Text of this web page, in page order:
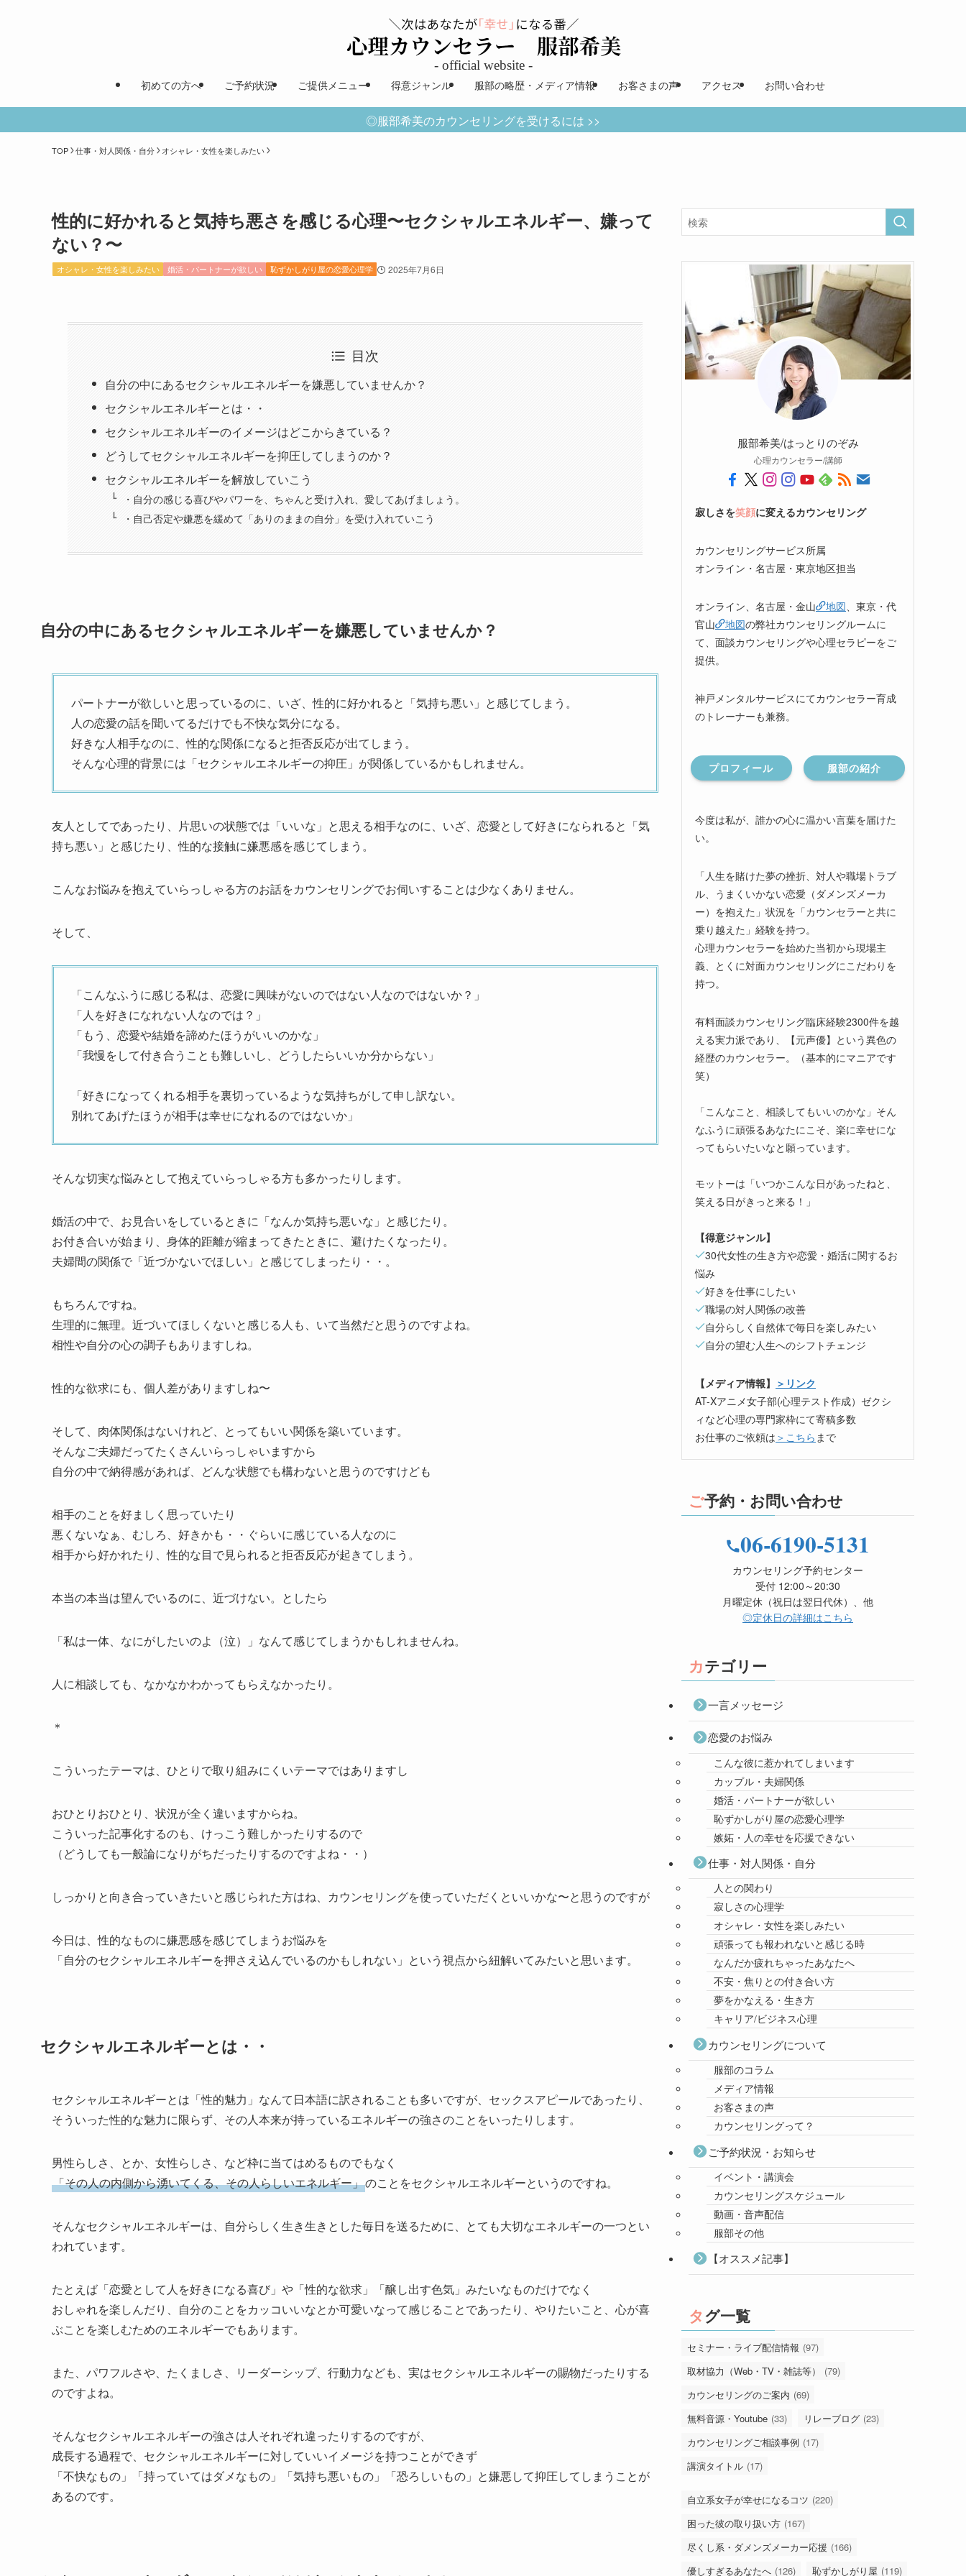
初めての方へ ご予約状況 ご提供メニュー 得意ジャンル 服部の略歴・メディア情報 お客さまの声 アクセス お問い合わせ
◎服部希美のカウンセリングを受けるには >>
TOP 仕事・対人関係・自分 オシャレ・女性を楽しみたい
性的に好かれると気持ち悪さを感じる心理〜セクシャルエネルギー、嫌って
ない？〜
オシャレ・女性を楽しみたい 婚活・パートナーが欲しい 恥ずかしがり屋の恋愛心理学 2025年7月6日
目次
自分の中にあるセクシャルエネルギーを嫌悪していませんか？
セクシャルエネルギーとは・・
セクシャルエネルギーのイメージはどこからきている？
どうしてセクシャルエネルギーを抑圧してしまうのか？
セクシャルエネルギーを解放していこう
・自分の感じる喜びやパワーを、ちゃんと受け入れ、愛してあげましょう。
・自己否定や嫌悪を緩めて「ありのままの自分」を受け入れていこう
自分の中にあるセクシャルエネルギーを嫌悪していませんか？
パートナーが欲しいと思っているのに、いざ、性的に好かれると「気持ち悪い」と感じてしまう。
人の恋愛の話を聞いてるだけでも不快な気分になる。
好きな人相手なのに、性的な関係になると拒否反応が出てしまう。
そんな心理的背景には「セクシャルエネルギーの抑圧」が関係しているかもしれません。
友人としてであったり、片思いの状態では「いいな」と思える相手なのに、いざ、恋愛として好きになられると「気
持ち悪い」と感じたり、性的な接触に嫌悪感を感じてしまう。
こんなお悩みを抱えていらっしゃる方のお話をカウンセリングでお伺いすることは少なくありません。
そして、
「こんなふうに感じる私は、恋愛に興味がないのではない人なのではないか？」
「人を好きになれない人なのでは？」
「もう、恋愛や結婚を諦めたほうがいいのかな」
「我慢をして付き合うことも難しいし、どうしたらいいか分からない」
「好きになってくれる相手を裏切っているような気持ちがして申し訳ない。
別れてあげたほうが相手は幸せになれるのではないか」
そんな切実な悩みとして抱えていらっしゃる方も多かったりします。
婚活の中で、お見合いをしているときに「なんか気持ち悪いな」と感じたり。
お付き合いが始まり、身体的距離が縮まってきたときに、避けたくなったり。
夫婦間の関係で「近づかないでほしい」と感じてしまったり・・。
もちろんですね。
生理的に無理。近づいてほしくないと感じる人も、いて当然だと思うのですよね。
相性や自分の心の調子もありますしね。
性的な欲求にも、個人差がありますしね〜
そして、肉体関係はないけれど、とってもいい関係を築いています。
そんなご夫婦だってたくさんいらっしゃいますから
自分の中で納得感があれば、どんな状態でも構わないと思うのですけども
相手のことを好ましく思っていたり
悪くないなぁ、むしろ、好きかも・・ぐらいに感じている人なのに
相手から好かれたり、性的な目で見られると拒否反応が起きてしまう。
本当の本当は望んでいるのに、近づけない。としたら
「私は一体、なにがしたいのよ（泣）」なんて感じてしまうかもしれませんね。
人に相談しても、なかなかわかってもらえなかったり。
＊
こういったテーマは、ひとりで取り組みにくいテーマではありますし
おひとりおひとり、状況が全く違いますからね。
こういった記事化するのも、けっこう難しかったりするので
（どうしても一般論になりがちだったりするのですよね・・）
しっかりと向き合っていきたいと感じられた方はね、カウンセリングを使っていただくといいかな〜と思うのですが
今日は、性的なものに嫌悪感を感じてしまうお悩みを
「自分のセクシャルエネルギーを押さえ込んでいるのかもしれない」という視点から紐解いてみたいと思います。
セクシャルエネルギーとは・・
セクシャルエネルギーとは「性的魅力」なんて日本語に訳されることも多いですが、セックスアピールであったり、
そういった性的な魅力に限らず、その人本来が持っているエネルギーの強さのことをいったりします。
男性らしさ、とか、女性らしさ、など枠に当てはめるものでもなく
「その人の内側から湧いてくる、その人らしいエネルギー」のことをセクシャルエネルギーというのですね。
そんなセクシャルエネルギーは、自分らしく生き生きとした毎日を送るために、とても大切なエネルギーの一つとい
われています。
たとえば「恋愛として人を好きになる喜び」や「性的な欲求」「醸し出す色気」みたいなものだけでなく
おしゃれを楽しんだり、自分のことをカッコいいなとか可愛いなって感じることであったり、やりたいこと、心が喜
ぶことを楽しむためのエネルギーでもあります。
また、パワフルさや、たくましさ、リーダーシップ、行動力なども、実はセクシャルエネルギーの賜物だったりする
のですよね。
そんなセクシャルエネルギーの強さは人それぞれ違ったりするのですが、
成長する過程で、セクシャルエネルギーに対していいイメージを持つことができず
「不快なもの」「持っていてはダメなもの」「気持ち悪いもの」「恐ろしいもの」と嫌悪して抑圧してしまうことが
あるのです。
服部希美/はっとりのぞみ
心理カウンセラー/講師
寂しさを笑顔に変えるカウンセリング
カウンセリングサービス所属
オンライン・名古屋・東京地区担当
オンライン、名古屋・金山 地図、東京・代
官山
地図の弊社カウンセリングルームに
て、面談カウンセリングや心理セラピーをご
提供。
神戸メンタルサービスにてカウンセラー育成
のトレーナーも兼務。
プロフィール 服部の紹介
今度は私が、誰かの心に温かい言葉を届けた
い。
「人生を賭けた夢の挫折、対人や職場トラブ
ル、うまくいかない恋愛（ダメンズメーカ
ー）を抱えた」状況を「カウンセラーと共に
乗り越えた」経験を持つ。
心理カウンセラーを始めた当初から現場主
義、とくに対面カウンセリングにこだわりを
持つ。
有料面談カウンセリング臨床経験2300件を越
える実力派であり、【元声優】という異色の
経歴のカウンセラー。（基本的にマニアです
笑）
「こんなこと、相談してもいいのかな」そん
なふうに頑張るあなたにこそ、楽に幸せにな
ってもらいたいなと願っています。
モットーは「いつかこんな日があったねと、
笑える日がきっと来る！」
【得意ジャンル】
30代女性の生き方や恋愛・婚活に関するお
悩み
好きを仕事にしたい
職場の対人関係の改善
自分らしく自然体で毎日を楽しみたい
自分の望む人生へのシフトチェンジ
【メディア情報】 ＞リンク
AT-Xアニメ女子部(心理テスト作成）ゼクシ
ィなど心理の専門家枠にて寄稿多数
お仕事のご依頼は ＞こちら まで
ご予約・お問い合わせ
06-6190-5131
カウンセリング予約センター
受付 12:00～20:30
月曜定休（祝日は翌日代休）、他
◎定休日の詳細はこちら
カテゴリー
一言メッセージ
恋愛のお悩み
こんな彼に惹かれてしまいます
カップル・夫婦関係
婚活・パートナーが欲しい
恥ずかしがり屋の恋愛心理学
嫉妬・人の幸せを応援できない
仕事・対人関係・自分
人との関わり
寂しさの心理学
オシャレ・女性を楽しみたい
頑張っても報われないと感じる時
なんだか疲れちゃったあなたへ
不安・焦りとの付き合い方
夢をかなえる・生き方
キャリア/ビジネス心理
カウンセリングについて
服部のコラム
メディア情報
お客さまの声
カウンセリングって？
ご予約状況・お知らせ
イベント・講演会
カウンセリングスケジュール
動画・音声配信
服部その他
【オススメ記事】
タグ一覧
セミナー・ライブ配信情報 (97)
取材協力（Web・TV・雑誌等）
(79)
カウンセリングのご案内 (69)
無料音源・Youtube (33) リレーブログ (23)
カウンセリングご相談事例 (17)
講演タイトル (17)
自立系女子が幸せになるコツ (220)
困った彼の取り扱い方 (167)
尽くし系・ダメンズメーカー応援 (166)
優しすぎるあなたへ (126) 恥ずかしがり屋 (119)